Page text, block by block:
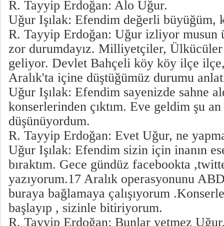
R. Tayyip Erdoğan: Alo Uğur.
Uğur Işılak: Efendim değerli büyüğüm,
R. Tayyip Erdoğan: Uğur izliyor musun
zor durumdayız. Milliyetçiler,
geliyor. Devlet Bahçeli köy köy ilçe
Aralık'ta içine düştüğümüz durumu
Uğur Işılak: Efendim sayenizde sahne
konserlerinden çıktım. Eve geldim şu
düşünüyordum.
R. Tayyip Erdoğan: Evet Uğur, ne
Uğur Işılak: Efendim sizin için inanın
bıraktım. Gece gündüz facebookta
yazıyorum.17 Aralık operasyonunu
buraya bağlamaya çalışıyorum
başlayıp , sizinle bitiriyorum.
R. Tayyip Erdoğan: Bunlar yetmez